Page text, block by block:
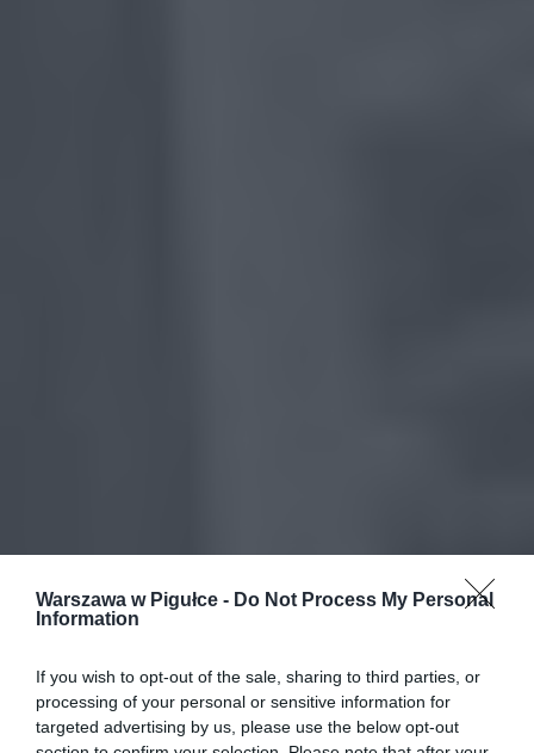
Warszawa w Pigułce - Do Not Process My Personal
Information
If you wish to opt-out of the sale, sharing to third parties, or
processing of your personal or sensitive information for
targeted advertising by us, please use the below opt-out